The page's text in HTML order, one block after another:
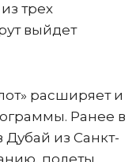
трех
выйдет
расширяет и
Ранее в
Дубай из Санкт-